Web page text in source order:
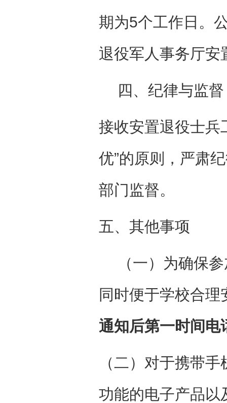
期为5个工作日。
退役军人事务厅安
四、纪律与监督
接收安置退役士兵
优”的原则，严肃
部门监督。
五、其他事项
（一）为确保
同时便于学校合理
通知后第一时间电
（二）对于携带
功能的电子产品以